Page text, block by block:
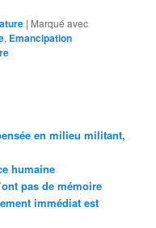
| Marqué avec
, Emancipation
en milieu militant,
humaine
pas de mémoire
immédiat est